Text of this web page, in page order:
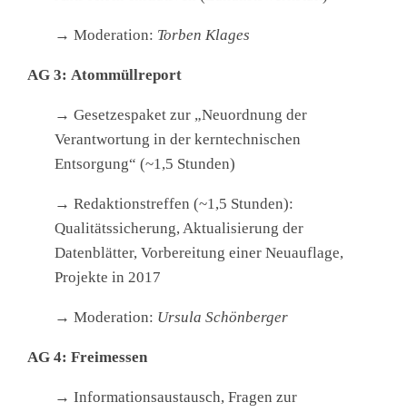
→ Moderation: Torben Klages
AG 3: Atommüllreport
→ Gesetzespaket zur „Neuordnung der
Verantwortung in der kerntechnischen
Entsorgung“ (~1,5 Stunden)
→ Redaktionstreffen (~1,5 Stunden):
Qualitätssicherung, Aktualisierung der
Datenblätter, Vorbereitung einer Neuauflage,
Projekte in 2017
→ Moderation: Ursula Schönberger
AG 4: Freimessen
→ Informationsaustausch, Fragen zur